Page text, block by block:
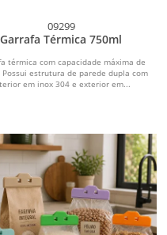
09299
Garrafa Térmica 750ml
térmica com capacidade máxima de
Possui estrutura de parede dupla com
em inox 304 e exterior em...